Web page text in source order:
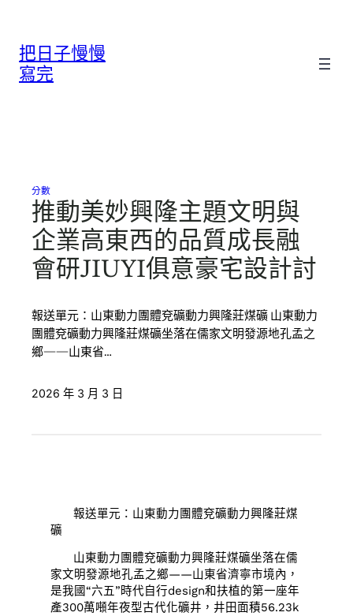
把日子慢慢
寫完
分數
推動美妙興隆主題文明與
企業高東西的品質成長融
會研JIUYI俱意豪宅設計討
報送單元：山東動力團體兗礦動力興隆莊煤礦 山東動力
團體兗礦動力興隆莊煤礦坐落在儒家文明發源地孔孟之
鄉——山東省…
2026 年 3 月 3 日
報送單元：山東動力團體兗礦動力興隆莊煤
礦
山東動力團體兗礦動力興隆莊煤礦坐落在儒
家文明發源地孔孟之鄉——山東省濟寧市境內，
是我國“六五”時代自行design和扶植的第一座年
產300萬噸年夜型古代化礦井，井田面積56.23k